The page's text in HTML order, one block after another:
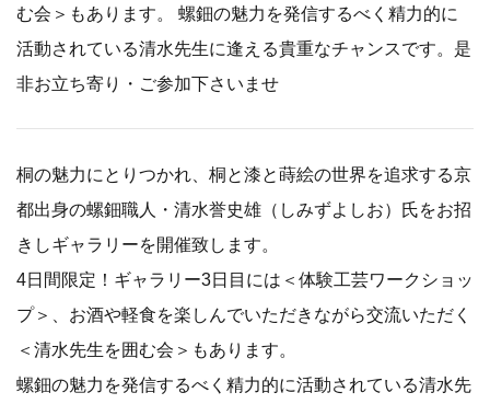
む会＞もあります。 螺鈿の魅力を発信するべく精力的に
活動されている清水先生に逢える貴重なチャンスです。是
非お立ち寄り・ご参加下さいませ
桐の魅力にとりつかれ、桐と漆と蒔絵の世界を追求する京
都出身の螺鈿職人・清水誉史雄（しみずよしお）氏をお招
きしギャラリーを開催致します。
4日間限定！ギャラリー3日目には＜体験工芸ワークショッ
プ＞、お酒や軽食を楽しんでいただきながら交流いただく
＜清水先生を囲む会＞もあります。
螺鈿の魅力を発信するべく精力的に活動されている清水先